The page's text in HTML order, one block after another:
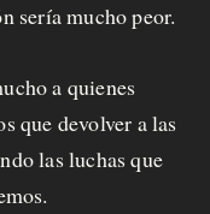
sería mucho peor.
a quienes
que devolver a las
las luchas que